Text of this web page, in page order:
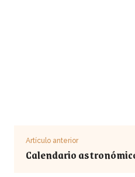
Artículo anterior
Calendario